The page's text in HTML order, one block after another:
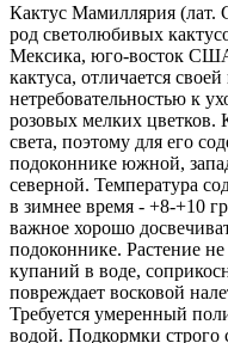
Кактус Мамиллярия (лат.
род светолюбивых
Мексика, юго-восток
кактуса, отличается
нетребовательностью к
розовых мелких цветков.
света, поэтому для его
подоконнике южной,
северной. Температура
в зимнее время - +8-+10
важное хорошо
подоконнике. Растение
купаний в воде,
повреждает восковой
Требуется умеренный
водой. Подкормки